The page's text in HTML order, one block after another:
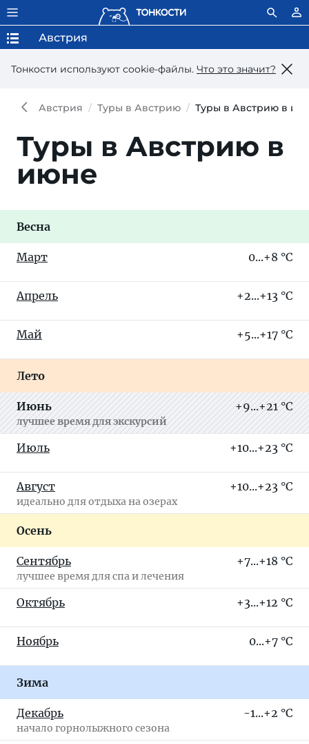
Тонкости используют сookie-файлы. Что это значит?
Австрия
Австрия Туры в Австрию Туры в Австрию в
Туры в Австрию в
июне
Весна
Март 0...+8 °C
Апрель +2...+13 °C
Май +5...+17 °C
Лето
Июнь
лучшее время для экскурсий
+9...+21 °C
Июль +10...+23 °C
Август
идеально для отдыха на озерах
+10...+23 °C
Осень
Сентябрь
лучшее время для спа и лечения
+7...+18 °C
Октябрь +3...+12 °C
Ноябрь 0...+7 °C
Зима
Декабрь
начало горнолыжного сезона
-1...+2 °C